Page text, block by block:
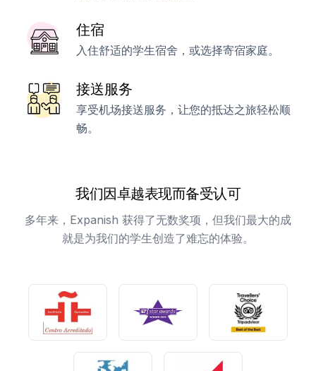
住宿
入住舒适的学生宿舍，或选择寄宿家庭。
接送服务
享受机场接送服务，让您的抵达之旅轻松顺
畅。
我们因卓越表现而备受认可
多年来，Expanish 获得了无数奖项，但我们最大的成
就是为我们的学生创造了难忘的体验。